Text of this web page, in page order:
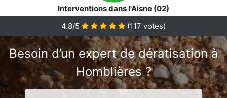
Interventions dans l'Aisne (02)
4.8/5
(117 votes)
Besoin d’un expert de dératisation à
Homblières ?